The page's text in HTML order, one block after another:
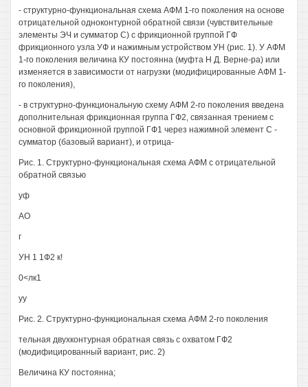
- структурно-функциональная схема АФМ 1-го поколения на основе
отрицательной одноконтурной обратной связи (чувствительные
элементы ЭЧ и сумматор С) с фрикционной группой ГФ
фрикционного узла УФ и нажимным устройством УН (рис. 1). У АФМ
1-го поколения величина КУ постоянна (муфта Н Д. Верне-ра) или
изменяется в зависимости от нагрузки (модифицированные АФМ 1-
го поколения),
- в структурно-функциональную схему АФМ 2-го поколения введена
дополнительная фрикционная группа ГФ2, связанная трением с
основной фрикционной группой ГФ1 через нажимной элемент С -
сумматор (базовый вариант), и отрица-
Рис. 1. Структурно-функциональная схема АФМ с отрицательной
обратной связью
уф
АО
г
УН 1 1Ф2 к!
0<лк1
уу
Рис. 2. Структурно-функциональная схема АФМ 2-го поколения
тельная двухконтурная обратная связь с охватом ГФ2
(модифицированный вариант, рис. 2)
Величина КУ постоянна;